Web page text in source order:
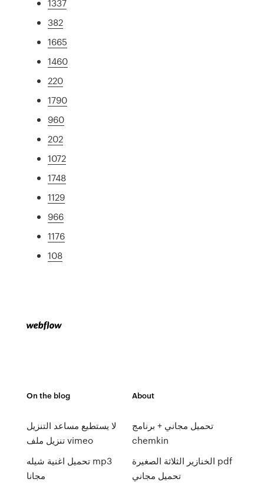
1337
382
1665
1460
220
1790
960
202
1072
1748
1129
966
1176
108
On the blog
لا يستطيع مساعد التنزيل
تنزيل ملف vimeo
تحميل اغنية شيله mp3
مجانا
About
تحميل مجاني + برنامج
chemkin
الخنازير الثلاثة الصغيرة pdf
تحميل مجاني